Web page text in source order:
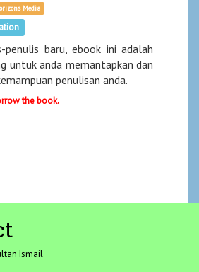
Media
penulis baru, ebook ini adalah
untuk anda memantapkan dan
penulisan anda.
the book.
Ismail